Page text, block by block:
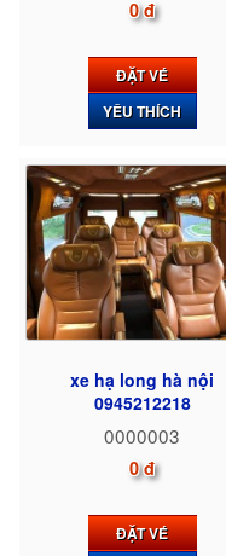
0 đ
ĐẶT VÉ
YÊU THÍCH
xe hạ long hà nội
0945212218
0000003
0 đ
ĐẶT VÉ